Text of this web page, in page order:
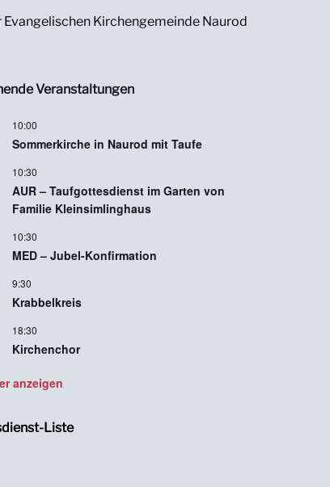
Evangelischen Kirchengemeinde Naurod
Veranstaltungen
10:00
Sommerkirche in Naurod mit Taufe
10:30
AUR – Taufgottesdienst im Garten von
Familie Kleinsimlinghaus
10:30
MED – Jubel-Konfirmation
9:30
Krabbelkreis
18:30
Kirchenchor
anzeigen
Liste